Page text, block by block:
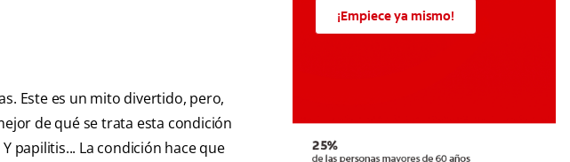
Este es un mito divertido, pero,
de qué se trata esta condición
papilitis... La condición hace que
¡Empiece ya mismo!